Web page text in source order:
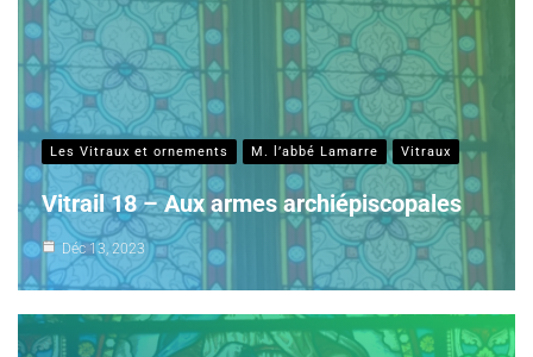
Les Vitraux et ornements M. l’abbé Lamarre Vitraux
Vitrail 18 – Aux armes archiépiscopales
Déc 13, 2023